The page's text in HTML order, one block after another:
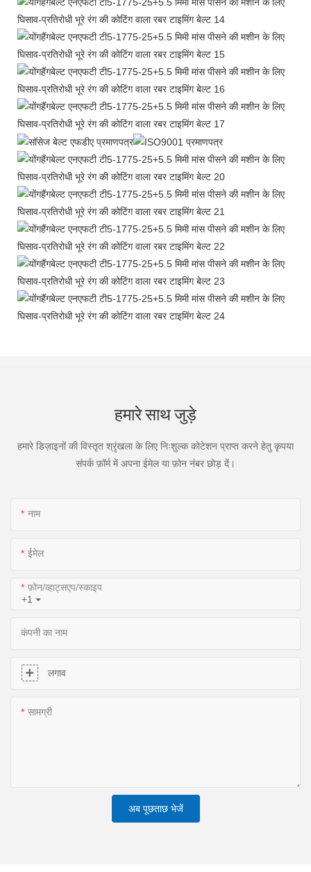
हमारे साथ जुड़े
हमारे डिज़ाइनों की विस्तृत श्रृंखला के लिए निःशुल्क कोटेशन प्राप्त करने हेतु कृपया
संपर्क फ़ॉर्म में अपना ईमेल या फ़ोन नंबर छोड़ दें।
नाम
ईमेल
+1
फ़ोन/व्हाट्सएप/स्काइप
कंपनी का नाम
लगाव
सामग्री
अब पूछताछ भेजें